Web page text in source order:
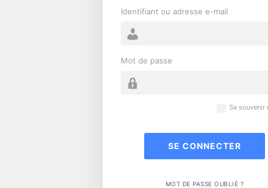
Identifiant ou adresse e-mail
Mot de passe
Se souvenir
MOT DE PASSE OUBLIÉ ?